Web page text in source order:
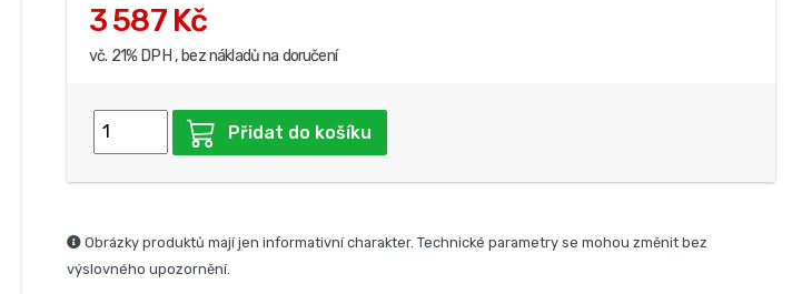
3 587 Kč
vč. 21% DPH , bez nákladů na doručení
Přidat do košíku
Obrázky produktů mají jen informativní charakter. Technické parametry se mohou změnit bez
výslovného upozornění.